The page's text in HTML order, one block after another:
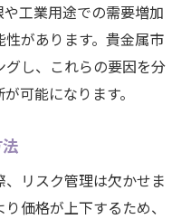
工業用途での需要増加
があります。貴金属市
し、これらの要因を分
可能になります。
リスク管理は欠かせま
価格が上下するため、